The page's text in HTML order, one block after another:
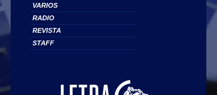
VARIOS
RADIO
REVISTA
STAFF